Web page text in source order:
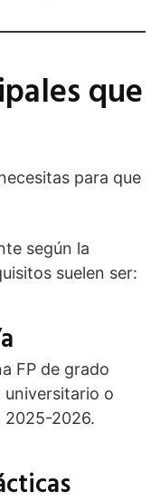
que
para que
según la
suelen ser:
FP de grado
universitario o
2025-2026.